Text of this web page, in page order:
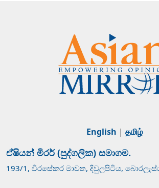
English | தமிழ்
ඒෂියන් මිරර් (පුද්ගලික) සමාගම.
193/1, වීරසේකර මාවත, දිවුලපිටිය,